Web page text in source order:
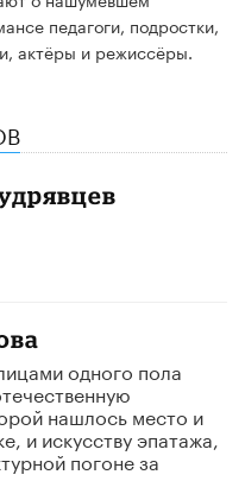
педагоги, подростки,
актёры и режиссёры.
одного пола
нашлось место и
и искусству эпатажа,
погоне за